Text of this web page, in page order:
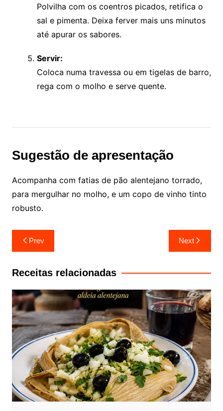
Polvilha com os coentros picados, retifica o
sal e pimenta. Deixa ferver mais uns minutos
até apurar os sabores.
Servir:
Coloca numa travessa ou em tigelas de barro,
rega com o molho e serve quente.
Sugestão de apresentação
Acompanha com fatias de pão alentejano torrado,
para mergulhar no molho, e um copo de vinho tinto
robusto.
Navegação
de
artigos
Prev Next
Receitas relacionadas